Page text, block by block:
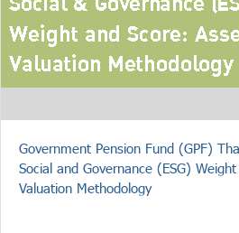
Government Pension Fund (GPF)
Social and Governance (ESG)
Valuation Methodology